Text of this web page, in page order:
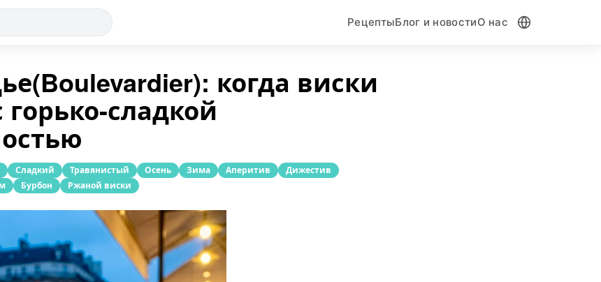
РецептыБлог и новостиО нас
когда виски
горько-сладкой
Сладкий Травянистый Осень Зима Аперитив
Дижестив
Бурбон Ржаной виски